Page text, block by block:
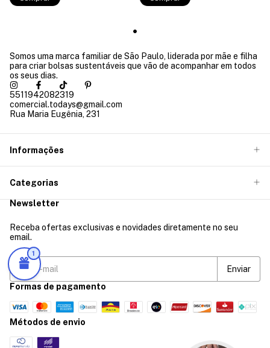
Somos uma marca familiar de São Paulo, liderada por mãe e filha
para criar bolsas sustentáveis que vão de acompanhar em todos
os seus dias.
5511942082319
comercial.todays@gmail.com
Rua Maria Eugênia, 231
Informações
Categorias
Newsletter
Receba ofertas exclusivas e novidades diretamente no seu
email.
Formas de pagamento
Métodos de envio
1